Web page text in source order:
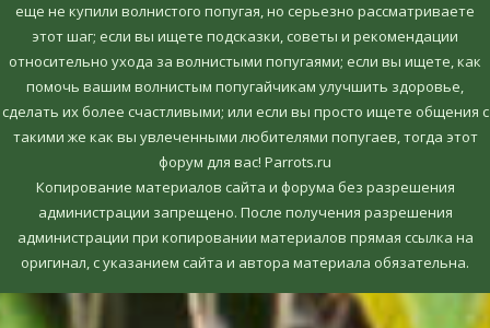
еще не купили волнистого попугая, но серьезно рассматриваете
этот шаг; если вы ищете подсказки, советы и рекомендации
относительно ухода за волнистыми попугаями; если вы ищете, как
помочь вашим волнистым попугайчикам улучшить здоровье,
сделать их более счастливыми; или если вы просто ищете общения с
такими же как вы увлеченными любителями попугаев, тогда этот
форум для вас! Parrots.ru
Копирование материалов сайта и форума без разрешения
администрации запрещено. После получения разрешения
администрации при копировании материалов прямая ссылка на
оригинал, c указанием сайта и автора материала обязательна.